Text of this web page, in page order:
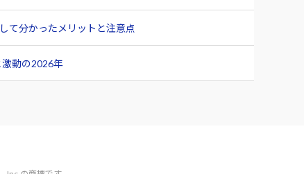
て分かったメリットと注意点
激動の2026年